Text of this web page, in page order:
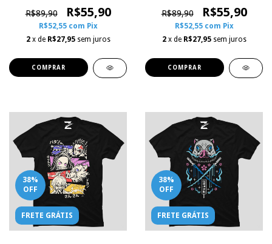
R$89,90 R$55,90
R$52,55 com Pix
2 x de R$27,95 sem juros
COMPRAR
R$89,90 R$55,90
R$52,55 com Pix
2 x de R$27,95 sem juros
COMPRAR
38%
OFF
FRETE GRÁTIS
38%
OFF
FRETE GRÁTIS